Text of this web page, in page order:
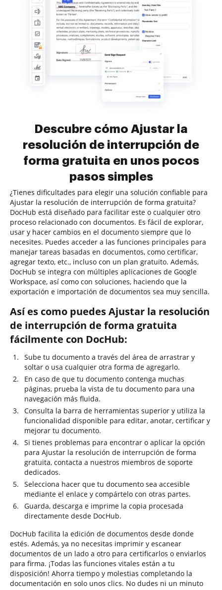
Descubre cómo Ajustar la
resolución de interrupción de
forma gratuita en unos pocos
pasos simples
¿Tienes dificultades para elegir una solución confiable para
Ajustar la resolución de interrupción de forma gratuita?
DocHub está diseñado para facilitar este o cualquier otro
proceso relacionado con documentos. Es fácil de explorar,
usar y hacer cambios en el documento siempre que lo
necesites. Puedes acceder a las funciones principales para
manejar tareas basadas en documentos, como certificar,
agregar texto, etc., incluso con un plan gratuito. Además,
DocHub se integra con múltiples aplicaciones de Google
Workspace, así como con soluciones, haciendo que la
exportación e importación de documentos sea muy sencilla.
Así es como puedes Ajustar la resolución
de interrupción de forma gratuita
fácilmente con DocHub:
Sube tu documento a través del área de arrastrar y
soltar o usa cualquier otra forma de agregarlo.
En caso de que tu documento contenga muchas
páginas, prueba la vista de tu documento para una
navegación más fluida.
Consulta la barra de herramientas superior y utiliza la
funcionalidad disponible para editar, anotar, certificar y
mejorar tu documento.
Si tienes problemas para encontrar o aplicar la opción
para Ajustar la resolución de interrupción de forma
gratuita, contacta a nuestros miembros de soporte
dedicados.
Selecciona hacer que tu documento sea accesible
mediante el enlace y compártelo con otras partes.
Guarda, descarga e imprime la copia procesada
directamente desde DocHub.
DocHub facilita la edición de documentos desde donde
estés. Además, ya no necesitas imprimir y escanear
documentos de un lado a otro para certificarlos o enviarlos
para firma. ¡Todas las funciones vitales están a tu
disposición! Ahorra tiempo y molestias completando la
documentación en solo unos clics. No dudes ni un minuto